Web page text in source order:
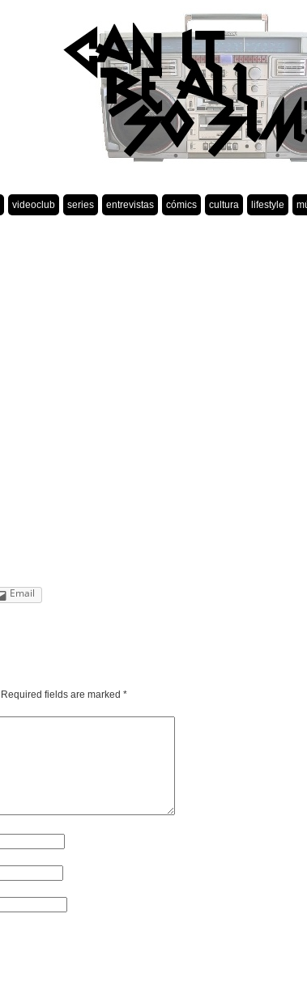
videoclub series entrevistas cómics cultura lifestyle
Email
Required fields are marked *